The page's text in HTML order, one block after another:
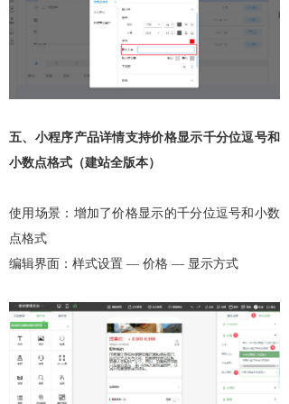
五、小程序产品详情支持价格显示千分位逗号和
小数点格式（建站全版本）
使用场景：增加了价格显示的千分位逗号和小数
点格式
编辑界面：样式设置 — 价格 — 显示方式